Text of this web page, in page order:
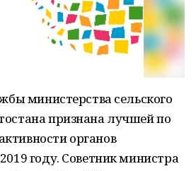
министерства сельского
признана лучшей по
органов
году. Советник министра